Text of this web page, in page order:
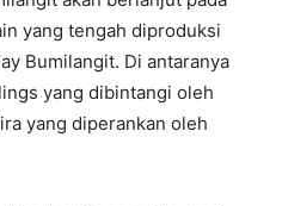
yang tengah diproduksi
Bumilangit. Di antaranya
yang dibintangi oleh
yang diperankan oleh